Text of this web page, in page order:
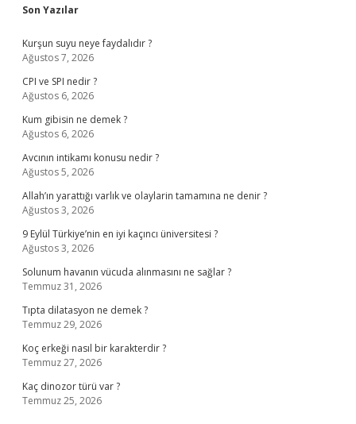
Sidebar
Son Yazılar
Kurşun suyu neye faydalıdır ?
Ağustos 7, 2026
CPI ve SPI nedir ?
Ağustos 6, 2026
Kum gibisin ne demek ?
Ağustos 6, 2026
Avcının intikamı konusu nedir ?
Ağustos 5, 2026
Allah’ın yarattığı varlık ve olaylarin tamamına ne denir ?
Ağustos 3, 2026
9 Eylül Türkiye’nin en iyi kaçıncı üniversitesi ?
Ağustos 3, 2026
Solunum havanın vücuda alınmasını ne sağlar ?
Temmuz 31, 2026
Tıpta dilatasyon ne demek ?
Temmuz 29, 2026
Koç erkeği nasıl bir karakterdir ?
Temmuz 27, 2026
Kaç dinozor türü var ?
Temmuz 25, 2026